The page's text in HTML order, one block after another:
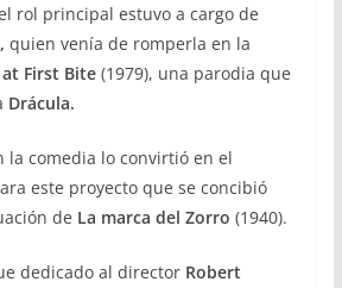
rol principal estuvo a cargo de
quien venía de romperla en la
at First Bite(1979), una parodia que
Drácula.
la comedia lo convirtió en el
este proyecto que se concibió
de La marca del Zorro (1940).
dedicado al director Robert